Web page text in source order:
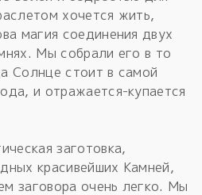
хочется жить,
магия соединения двух
Мы собрали его в то
Солнце стоит в самой
и отражается-купается
заготовка,
красивейших Камней,
заговора очень легко. Мы